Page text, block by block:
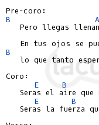
B
A
Pero llegas
B
lo que tanto
Coro:
E
B
Seras el aire que
E
B
Seras la fuerza